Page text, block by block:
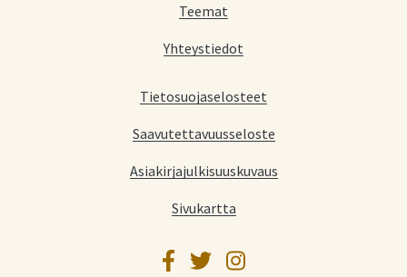
Teemat
Yhteystiedot
Tietosuojaselosteet
Saavutettavuusseloste
Asiakirjajulkisuuskuvaus
Sivukartta
Facebook
TwitterInstagram